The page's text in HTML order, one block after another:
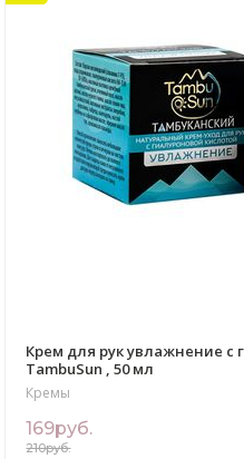
Крем для рук увлажнение с
TambuSun , 50 мл
Кремы
169руб.
210руб.